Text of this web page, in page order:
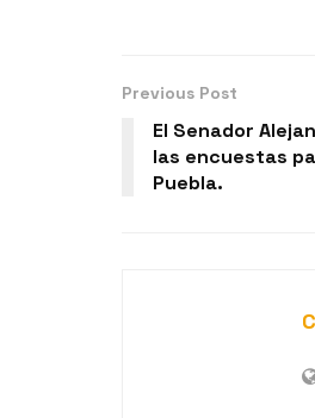
Previous Post
El Senador
las encuestas
Puebla.